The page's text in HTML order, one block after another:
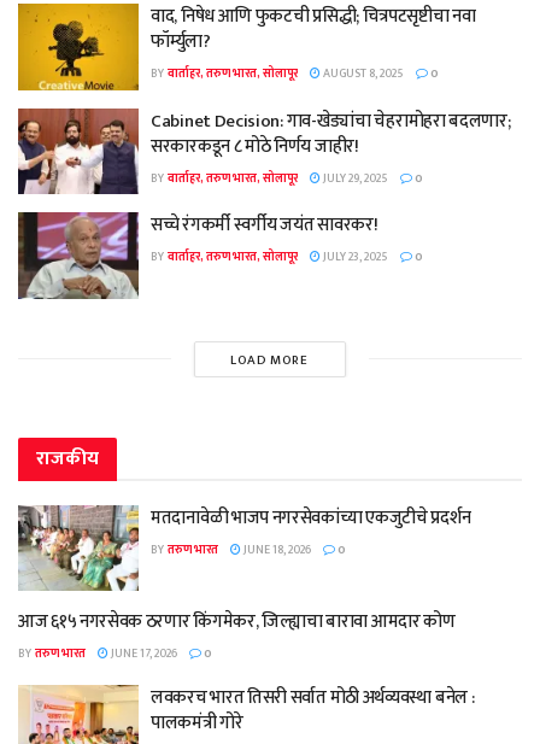
वाद, निषेध आणि फुकटची प्रसिद्धी; चित्रपटसृष्टीचा नवा
फॉर्म्युला?
BYवार्ताहर, तरुण भारत, सोलापूर AUGUST 8, 2025 0
Cabinet Decision: गाव-खेड्यांचा चेहरामोहरा बदलणार;
सरकारकडून ८ मोठे निर्णय जाहीर!
BYवार्ताहर, तरुण भारत, सोलापूर JULY 29, 2025 0
सच्चे रंगकर्मी स्वर्गीय जयंत सावरकर!
BYवार्ताहर, तरुण भारत, सोलापूर JULY 23, 2025 0
LOAD MORE
राजकीय
मतदानावेळी भाजप नगरसेवकांच्या एकजुटीचे प्रदर्शन
BYतरुण भारत JUNE 18, 2026 0
आज ६१५ नगरसेवक ठरणार किंगमेकर, जिल्ह्याचा बारावा आमदार कोण
BYतरुण भारत JUNE 17, 2026 0
लवकरच भारत तिसरी सर्वात मोठी अर्थव्यवस्था बनेल :
पालकमंत्री गोरे